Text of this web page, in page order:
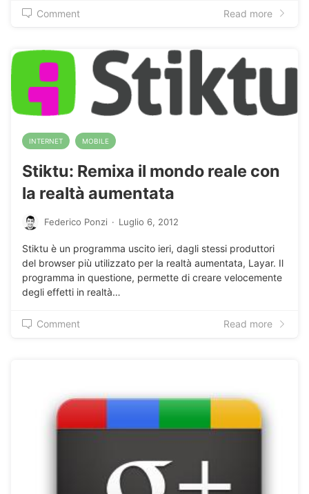
Comment Read more
INTERNET MOBILE
Stiktu: Remixa il mondo reale con
la realtà aumentata
Federico Ponzi · Luglio 6, 2012
Stiktu è un programma uscito ieri, dagli stessi produttori
del browser più utilizzato per la realtà aumentata, Layar. Il
programma in questione, permette di creare velocemente
degli effetti in realtà…
Comment Read more